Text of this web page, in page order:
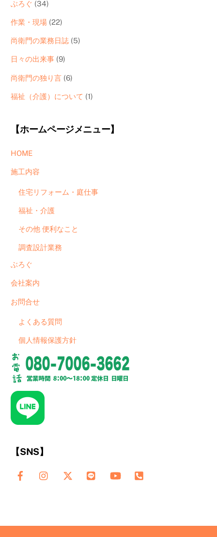
ぶろぐ (34)
作業・現場 (22)
尚衛門の業務日誌 (5)
日々の出来事 (9)
尚衛門の独り言 (6)
福祉（介護）について (1)
【ホームページメニュー】
HOME
施工内容
住宅リフォーム・庭仕事
福祉・介護
その他 便利なこと
調査設計業務
ぶろぐ
会社案内
お問合せ
よくある質問
個人情報保護方針
【SNS】